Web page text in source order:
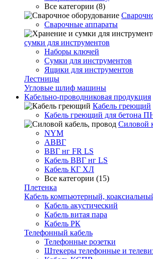
Все категории (8)
Сварочные аппараты
сумки для инструментов
Наборы ключей
Сумки для инструментов
Ящики для инструментов
Лестницы
Угловые шлиф машины
Кабельно-проводниковая продукция
Кабель греющий
Кабель греющий для бетона
Силовой
NYM
АВВГ
ВВГ нг FR LS
Кабель ВВГ нг LS
Кабель КГ ХЛ
Все категории (15)
Плетенка
Кабель компьютерный,
Кабель акустический
Кабель витая пара
Кабель РК
Телефонный кабель
Телефонные розетки
Штекеры телефонные и